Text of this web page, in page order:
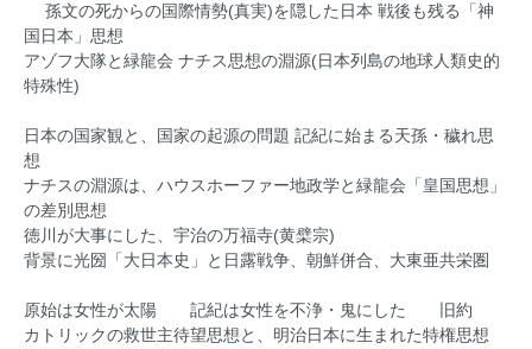
孫文の死からの国際情勢(真実)を隠した日本 戦後も残る「神
国日本」思想
アゾフ大隊と緑龍会 ナチス思想の淵源(日本列島の地球人類史的
特殊性)
日本の国家観と、国家の起源の問題 記紀に始まる天孫・穢れ思
想
ナチスの淵源は、ハウスホーファー地政学と緑龍会「皇国思想」
の差別思想
徳川が大事にした、宇治の万福寺(黄檗宗)
背景に光圀「大日本史」と日露戦争、朝鮮併合、大東亜共栄圏
原始は女性が太陽 記紀は女性を不浄・鬼にした 旧約
カトリックの救世主待望思想と、明治日本に生まれた特権思想